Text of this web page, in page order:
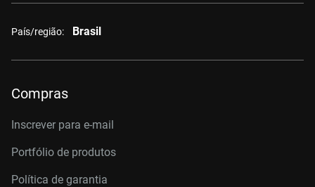
País/região: Brasil
Compras
Inscrever para e-mail
Portfólio de produtos
Política de garantia